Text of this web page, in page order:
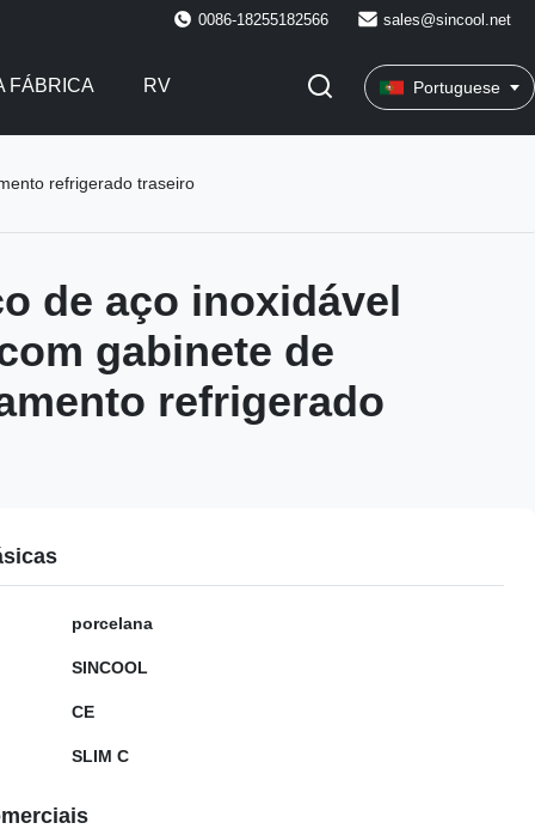
0086-18255182566 sales@sincool.net
FÁBRICA RV Portuguese
refrigerado traseiro
de aço inoxidável
gabinete de
refrigerado
porcelana
SINCOOL
CE
SLIM C